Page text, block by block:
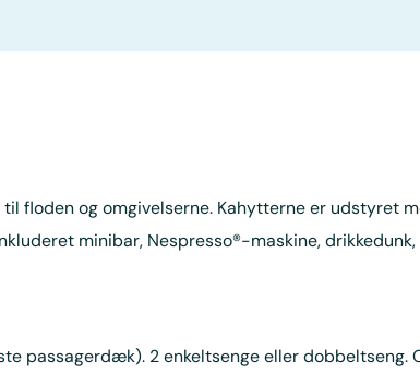
floden og omgivelserne. Kahytterne er udstyret
minibar, Nespresso®-maskine,
passagerdæk). 2 enkeltsenge eller dobbeltseng.